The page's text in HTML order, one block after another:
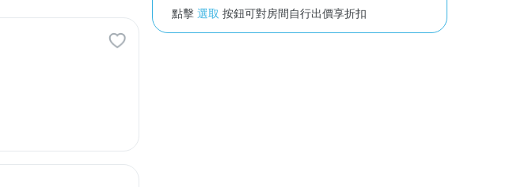
點擊 選取 按鈕可對房間自行出價享折扣